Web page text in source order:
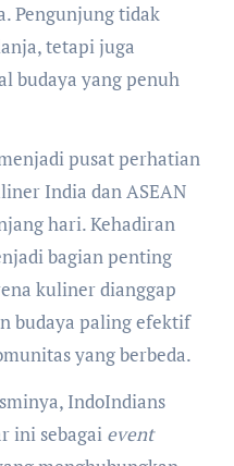
Pengunjung tidak
tetapi juga
budaya yang penuh
pusat perhatian
India dan ASEAN
hari. Kehadiran
bagian penting
kuliner dianggap
budaya paling efektif
yang berbeda.
IndoIndians
ini sebagai event